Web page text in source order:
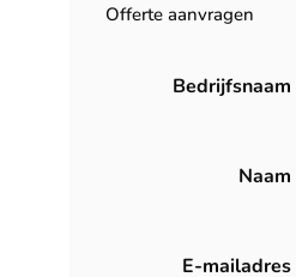
Offerte aanvragen
Bedrijfsnaam
Naam
E-mailadres